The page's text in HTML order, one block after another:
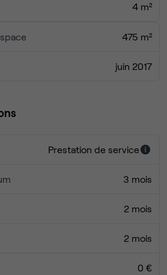
4 m²
475 m²
juin 2017
Prestation de service
3 mois
2 mois
2 mois
0 €